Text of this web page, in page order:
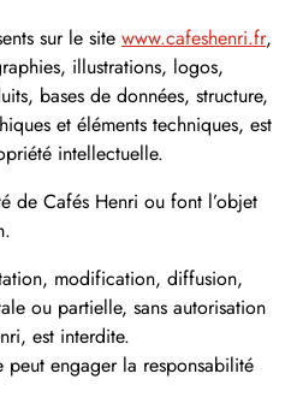
sur le site www.cafeshenri.fr,
illustrations, logos,
bases de données, structure,
et éléments techniques, est
intellectuelle.
de Cafés Henri ou font l’objet
modification, diffusion,
ou partielle, sans autorisation
est interdite.
peut engager la responsabilité